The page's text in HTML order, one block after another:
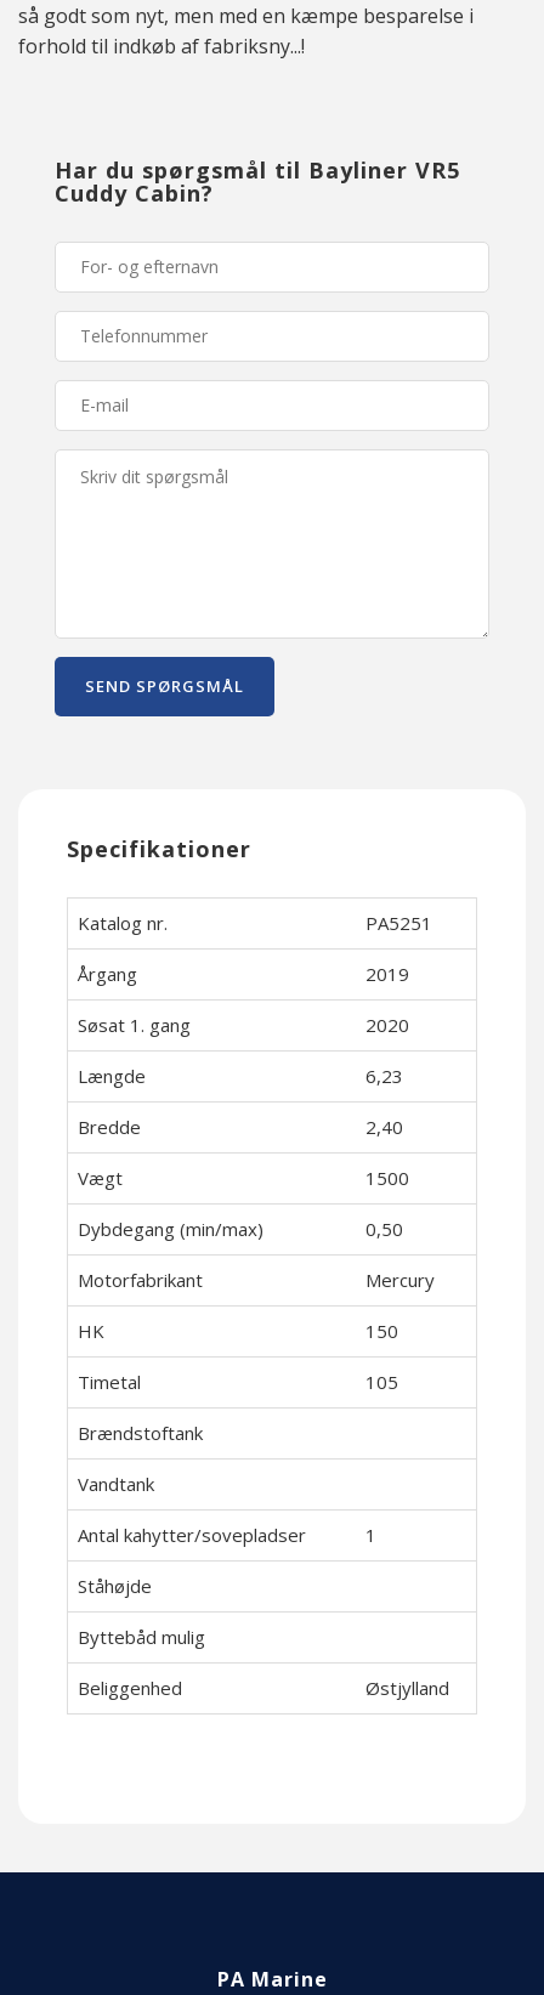
så godt som nyt, men med en kæmpe besparelse i
forhold til indkøb af fabriksny...!
Har du spørgsmål til Bayliner VR5
Cuddy Cabin?
SEND SPØRGSMÅL
Specifikationer
Katalog nr. PA5251
Årgang 2019
Søsat 1. gang 2020
Længde 6,23
Bredde 2,40
Vægt 1500
Dybdegang (min/max) 0,50
Motorfabrikant Mercury
HK 150
Timetal 105
Brændstoftank
Vandtank
Antal kahytter/sovepladser 1
Ståhøjde
Byttebåd mulig
Beliggenhed Østjylland
PA Marine